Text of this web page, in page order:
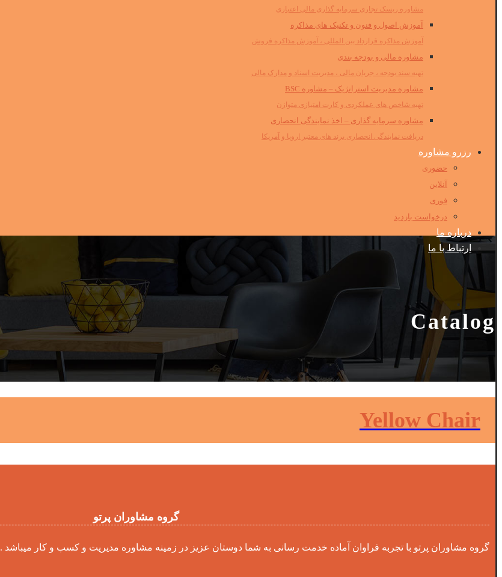
مشاوره ریسک تجاری سرمایه گذاری مالی اعتباری
آموزش اصول و فنون و تکنیک های مذاکره
آموزش مذاکره قرارداد بین المللی ، آموزش مذاکره فروش
مشاوره مالی و بودجه بندی
تهیه سند بودجه ، جریان مالی ، مدیریت اسناد و مدارک مالی
مشاوره مدیریت استراتژیک – مشاوره BSC
تهیه شاخص های عملکردی و کارت امتیازی متوازن
مشاوره سرمایه گذاری – اخذ نمایندگی انحصاری
دریافت نمایندگی انحصاری برند های معتبر اروپا و آمریکا
رزرو مشاوره
حضوری
آنلاین
فوری
درخواست بازدید
درباره ما
ارتباط با ما
Catalog
Yellow Chair
گروه مشاوران پرتو
گروه مشاوران پرتو با تجربه فراوان آماده خدمت رسانی به شما دوستان عزیز در زمینه مشاوره مدیریت و کسب و کار میباشد .